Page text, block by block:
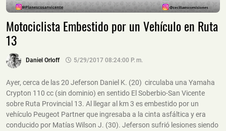
Motociclista Embestido por un Vehículo en Ruta
13
Daniel Orloff 5/29/2017 08:24:00 P. M.
Ayer, cerca de las 20 Jeferson Daniel K. (20) circulaba una Yamaha
Crypton 110 cc (sin dominio) en sentido El Soberbio-San Vicente
sobre Ruta Provincial 13. Al llegar al km 3 es embestido por un
vehículo Peugeot Partner que ingresaba a la cinta asfáltica y era
conducido por Matías Wilson J. (30). Jeferson sufrió lesiones siendo